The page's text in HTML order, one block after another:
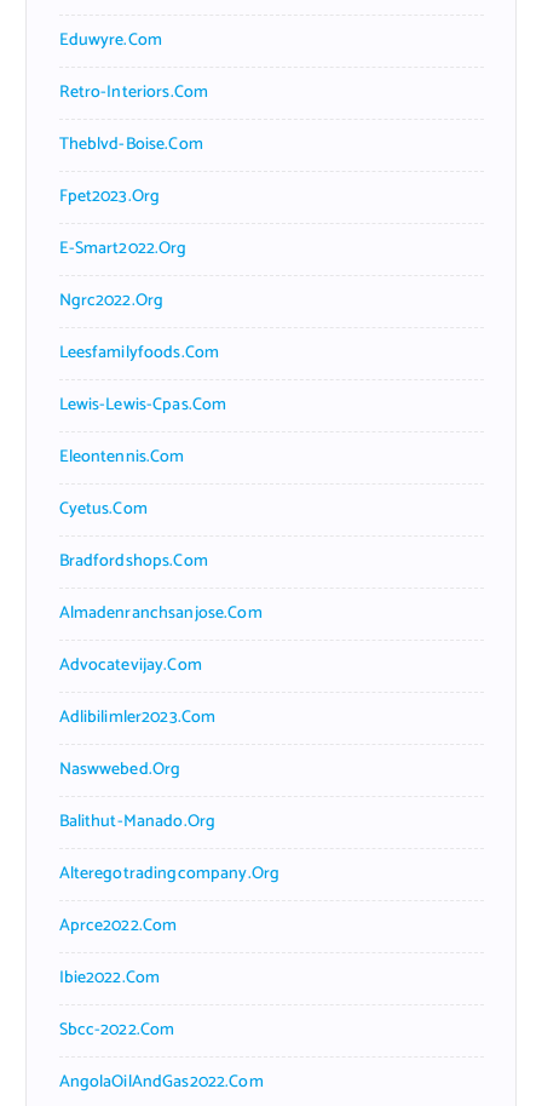
Eduwyre.com
Retro-Interiors.com
Theblvd-Boise.com
Fpet2023.org
E-Smart2022.org
Ngrc2022.org
Leesfamilyfoods.com
Lewis-Lewis-Cpas.com
Eleontennis.com
Cyetus.com
Bradfordshops.com
Almadenranchsanjose.com
Advocatevijay.com
Adlibilimler2023.com
Naswwebed.org
Balithut-Manado.org
Alteregotradingcompany.org
Aprce2022.com
Ibie2022.com
Sbcc-2022.com
AngolaOilAndGas2022.com